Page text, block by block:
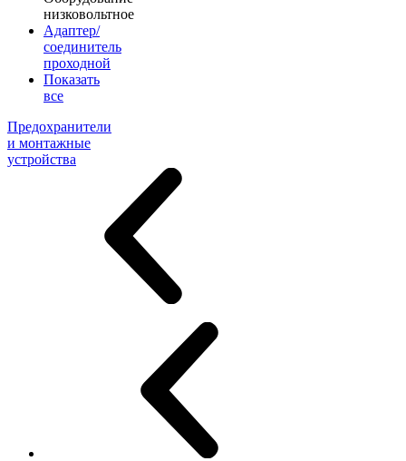
низковольтное
Адаптер/
соединитель
проходной
Показать
все
Предохранители
и монтажные
устройства